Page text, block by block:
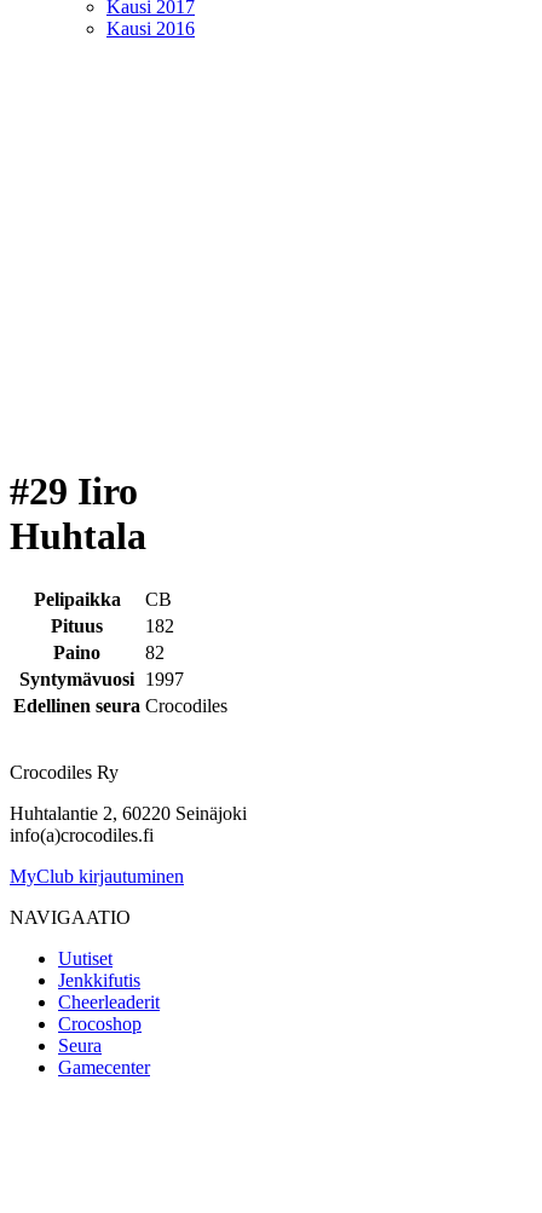
Kausi 2017
Kausi 2016
#29 Iiro
Huhtala
Pelipaikka
CB
Pituus
182
Paino
82
Syntymävuosi 1997
Edellinen seura Crocodiles
Crocodiles Ry
Huhtalantie 2, 60220 Seinäjoki
info(a)crocodiles.fi
MyClub kirjautuminen
NAVIGAATIO
Uutiset
Jenkkifutis
Cheerleaderit
Crocoshop
Seura
Gamecenter